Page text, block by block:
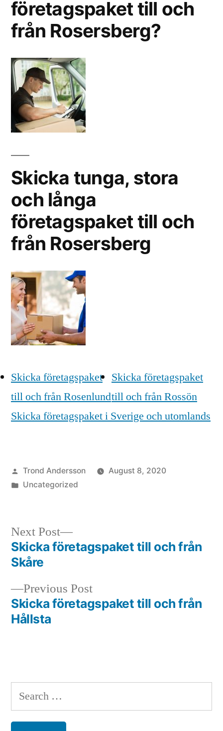
företagspaket till och
från Rosersberg?
Skicka tunga, stora
och långa
företagspaket till och
från Rosersberg
Skicka företagspaket
till och från Rosenlund
Skicka företagspaket
till och från Rossön
Skicka företagspaket i Sverige och utomlands
Posted
by
Trond Andersson
August 8, 2020
Posted
Uncategorized
Post
navigation
Previous PostPrevious
post:
Skicka företagspaket till och från
Hållsta
Next Post
Next
post:
Skicka företagspaket till och från
Skåre
Search
for: